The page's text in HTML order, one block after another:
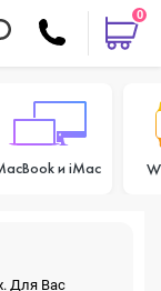
0
и iMac
Для Вас